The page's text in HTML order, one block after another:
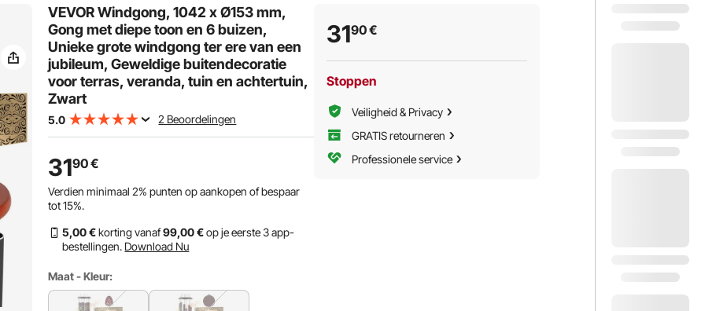
VEVOR Windgong, 1042 x Ø153 mm,
Gong met diepe toon en 6 buizen,
Unieke grote windgong ter ere van een
jubileum, Geweldige buitendecoratie
voor terras, veranda, tuin en achtertuin,
Zwart
5.0 2 Beoordelingen
3190€
Verdien minimaal2% punten op aankopen of bespaar
tot15%.
5,00 €korting vanaf99,00 €op je eerste 3 app-
bestellingen. Download Nu
Maat - Kleur:
3190€
Stoppen
Veiligheid & Privacy
GRATIS retourneren
Professionele service